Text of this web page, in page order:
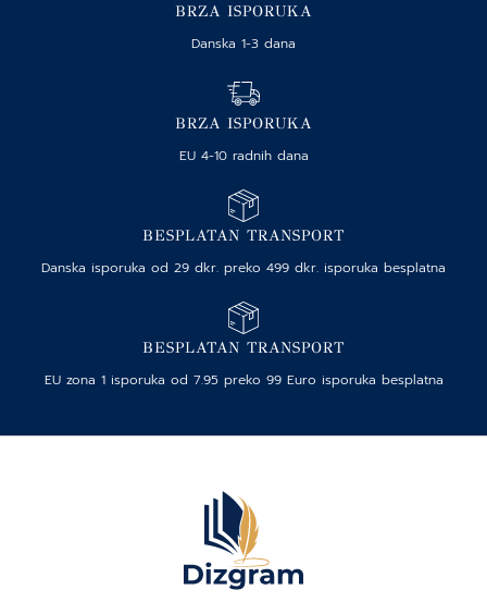
BRZA ISPORUKA
Danska 1-3 dana
BRZA ISPORUKA
EU 4-10 radnih dana
BESPLATAN TRANSPORT
Danska isporuka od 29 dkr. preko 499 dkr. isporuka besplatna
BESPLATAN TRANSPORT
EU zona 1 isporuka od 7.95 preko 99 Euro isporuka besplatna